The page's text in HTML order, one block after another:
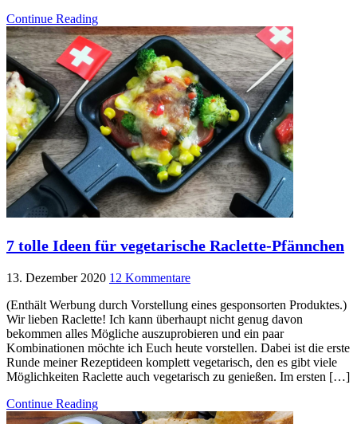
Continue Reading
7 tolle Ideen für vegetarische Raclette-Pfännchen
13. Dezember 2020 12 Kommentare
(Enthält Werbung durch Vorstellung eines gesponsorten Produktes.)
Wir lieben Raclette! Ich kann überhaupt nicht genug davon
bekommen alles Mögliche auszuprobieren und ein paar
Kombinationen möchte ich Euch heute vorstellen. Dabei ist die erste
Runde meiner Rezeptideen komplett vegetarisch, den es gibt viele
Möglichkeiten Raclette auch vegetarisch zu genießen. Im ersten […]
Continue Reading